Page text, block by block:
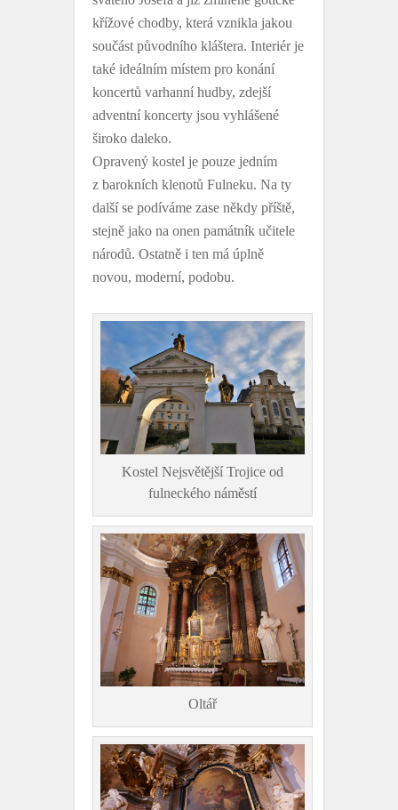
křížové chodby, která vznikla jakou
součást původního kláštera. Interiér je
také ideálním místem pro konání
koncertů varhanní hudby, zdejší
adventní koncerty jsou vyhlášené
široko daleko.
Opravený kostel je pouze jedním
z barokních klenotů Fulneku. Na ty
další se podíváme zase někdy příště,
stejně jako na onen památník učitele
národů. Ostatně i ten má úplně
novou, moderní, podobu.
Kostel Nejsvětější Trojice od
fulneckého náměstí
Oltář